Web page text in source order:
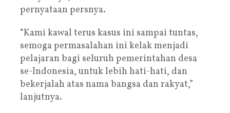
pernyataan persnya.
“Kami kawal terus kasus ini sampai tuntas,
semoga permasalahan ini kelak menjadi
pelajaran bagi seluruh pemerintahan desa
se-Indonesia, untuk lebih hati-hati, dan
bekerjalah atas nama bangsa dan rakyat,”
lanjutnya.